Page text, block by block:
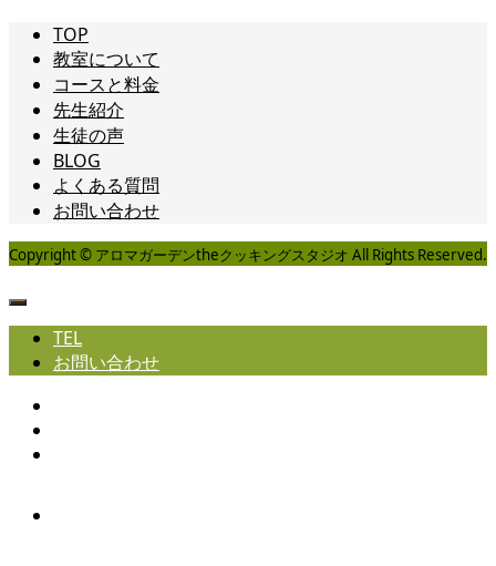
TOP
教室について
コースと料金
先生紹介
生徒の声
BLOG
よくある質問
お問い合わせ
Copyright © アロマガーデンtheクッキングスタジオ All Rights Reserved.
TEL
お問い合わせ